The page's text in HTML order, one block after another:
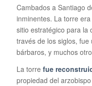
Cambados a Santiago
inminentes. La torre
sitio estratégico para la
través de los siglos,
bárbaros, y muchos
La torre fue
propiedad del